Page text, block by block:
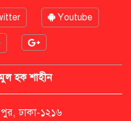
অবসর সুবিধা কী পাবেন মো.
জ্বালাতে বিস্ফোরণে দগ্ধ
দম্পতি
নিয়ে নীরবতা ভাঙলেন
Youtube
হক শাহীন
ঢাকা-১২১৬